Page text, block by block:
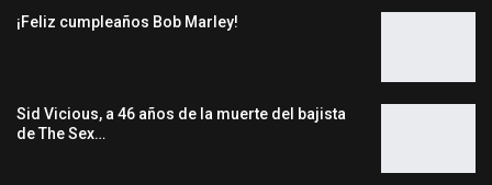
¡Feliz cumpleaños Bob Marley!
Sid Vicious, a 46 años de la muerte del bajista
de The Sex…